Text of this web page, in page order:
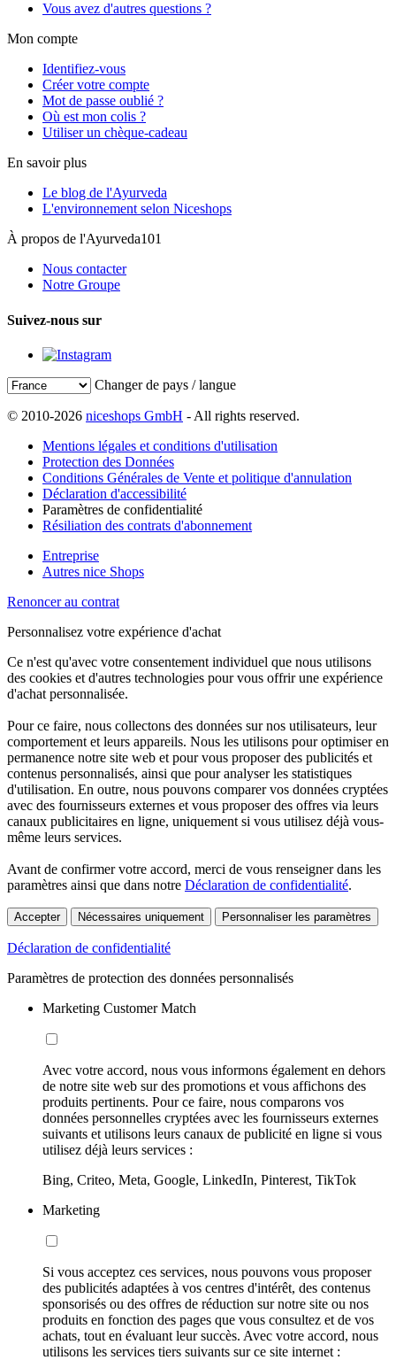
Vous avez d'autres questions ?
Mon compte
Identifiez-vous
Créer votre compte
Mot de passe oublié ?
Où est mon colis ?
Utiliser un chèque-cadeau
En savoir plus
Le blog de l'Ayurveda
L'environnement selon Niceshops
À propos de l'Ayurveda101
Nous contacter
Notre Groupe
Suivez-nous sur
Changer de pays / langue
© 2010-2026 niceshops GmbH - All rights reserved.
Mentions légales et conditions d'utilisation
Protection des Données
Conditions Générales de Vente et politique d'annulation
Déclaration d'accessibilité
Paramètres de confidentialité
Résiliation des contrats d'abonnement
Entreprise
Autres nice Shops
Renoncer au contrat
Personnalisez votre expérience d'achat
Ce n'est qu'avec votre consentement individuel que nous utilisons
des cookies et d'autres technologies pour vous offrir une expérience
d'achat personnalisée.
Pour ce faire, nous collectons des données sur nos utilisateurs, leur
comportement et leurs appareils. Nous les utilisons pour optimiser en
permanence notre site web et pour vous proposer des publicités et
contenus personnalisés, ainsi que pour analyser les statistiques
d'utilisation. En outre, nous pouvons comparer vos données cryptées
avec des fournisseurs externes et vous proposer des offres via leurs
canaux publicitaires en ligne, uniquement si vous utilisez déjà vous-
même leurs services.
Avant de confirmer votre accord, merci de vous renseigner dans les
paramètres ainsi que dans notre Déclaration de confidentialité.
Accepter Nécessaires uniquement Personnaliser les paramètres
Déclaration de confidentialité
Paramètres de protection des données personnalisés
Marketing Customer Match
Avec votre accord, nous vous informons également en dehors
de notre site web sur des promotions et vous affichons des
produits pertinents. Pour ce faire, nous comparons vos
données personnelles cryptées avec les fournisseurs externes
suivants et utilisons leurs canaux de publicité en ligne si vous
utilisez déjà leurs services :
Bing, Criteo, Meta, Google, LinkedIn, Pinterest, TikTok
Marketing
Si vous acceptez ces services, nous pouvons vous proposer
des publicités adaptées à vos centres d'intérêt, des contenus
sponsorisés ou des offres de réduction sur notre site ou nos
produits en fonction des pages que vous consultez et de vos
achats, tout en évaluant leur succès. Avec votre accord, nous
utilisons les services tiers suivants sur ce site internet :